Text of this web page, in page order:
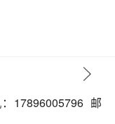
17896005796 邮